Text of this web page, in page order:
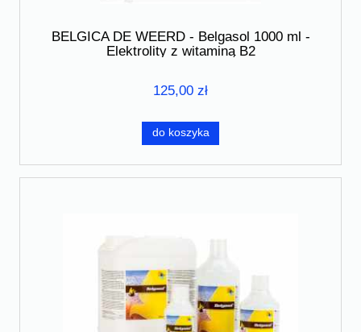
BELGICA DE WEERD - Belgasol 1000 ml -
Elektrolity z witaminą B2
125,00 zł
do koszyka